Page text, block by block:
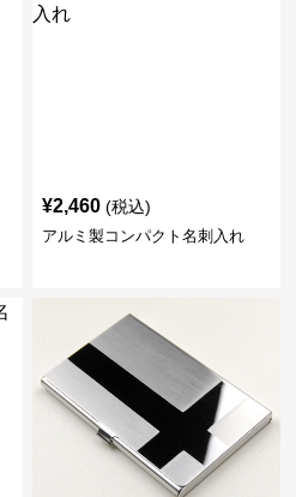
¥2,460 (税込)
アルミ製コンパクト名刺入れ